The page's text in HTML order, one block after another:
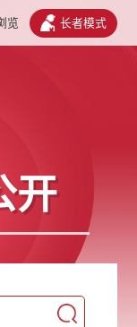
览 长者模式
开